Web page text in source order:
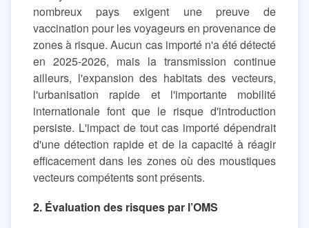
nombreux pays exigent une preuve de
vaccination pour les voyageurs en provenance de
zones à risque. Aucun cas importé n'a été détecté
en 2025-2026, mais la transmission continue
ailleurs, l'expansion des habitats des vecteurs,
l'urbanisation rapide et l'importante mobilité
internationale font que le risque d'introduction
persiste. L'impact de tout cas importé dépendrait
d'une détection rapide et de la capacité à réagir
efficacement dans les zones où des moustiques
vecteurs compétents sont présents.
2. Évaluation des risques par l’OMS